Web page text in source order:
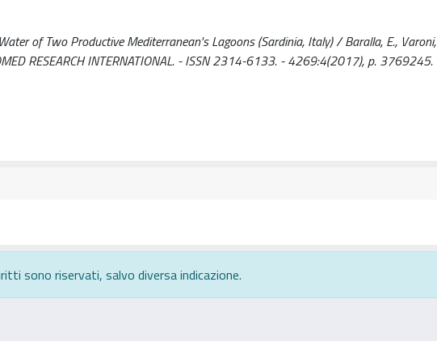
of Two Productive Mediterranean's Lagoons (Sardinia, Italy) / Baralla, E., Varoni,
RESEARCH INTERNATIONAL. - ISSN 2314-6133. - 4269:4(2017), p. 3769245.
sono riservati, salvo diversa indicazione.